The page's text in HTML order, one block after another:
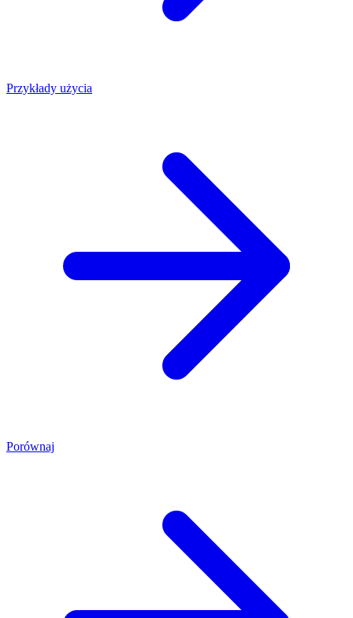
Przykłady użycia
Porównaj